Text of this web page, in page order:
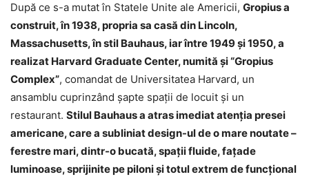
După ce s-a mutat în Statele Unite ale Americii, Gropius a
construit, în 1938, propria sa casă din Lincoln,
Massachusetts, în stil Bauhaus, iar între 1949 şi 1950, a
realizat Harvard Graduate Center, numită şi “Gropius
Complex”, comandat de Universitatea Harvard, un
ansamblu cuprinzând şapte spaţii de locuit şi un
restaurant. Stilul Bauhaus a atras imediat atenţia presei
americane, care a subliniat design-ul de o mare noutate –
ferestre mari, dintr-o bucată, spaţii fluide, faţade
luminoase, sprijinite pe piloni şi totul extrem de funcţional